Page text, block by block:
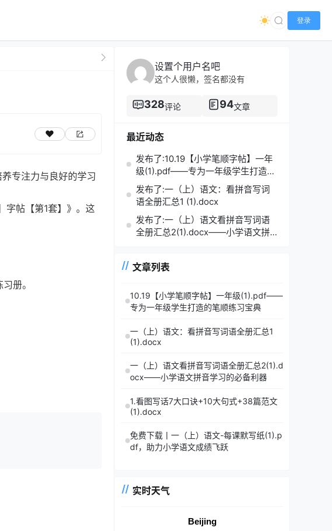
登录
专注力与良好的学习
字帖【第1套】》。这
册。
设置个用户名吧
这个人很懒，签名都没有
328评论 94文章
最近动态
发布了:10.19【小学笔顺字帖】一年
级(1).pdf——专为一年级学生打造的
笔顺练习宝典
发布了:一（上）语文：看拼音写词
语全册汇总1 (1).docx
发布了:一（上）语文看拼音写词语
全册汇总2(1).docx——小学语文拼
文章列表
10.19【小学笔顺字帖】一年级(1).pdf——
专为一年级学生打造的笔顺练习宝典
一（上）语文：看拼音写词语全册汇总1
(1).docx
一（上）语文看拼音写词语全册汇总2(1).d
ocx——小学语文拼音学习的必备利器
1.看图写话7大口诀+10大句式+38篇范文
(1).docx
免费下载丨一（上）语文-每课默写纸(1).p
df，助力小学语文成绩飞跃
实时天气
Beijing